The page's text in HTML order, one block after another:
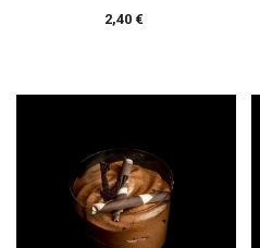
Prix
2,40 €